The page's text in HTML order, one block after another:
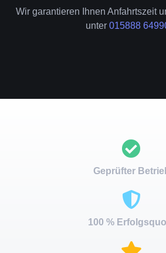
Wir garantieren Ihnen Anfahrtszeit
unter 015888
Geprüfter
100 %